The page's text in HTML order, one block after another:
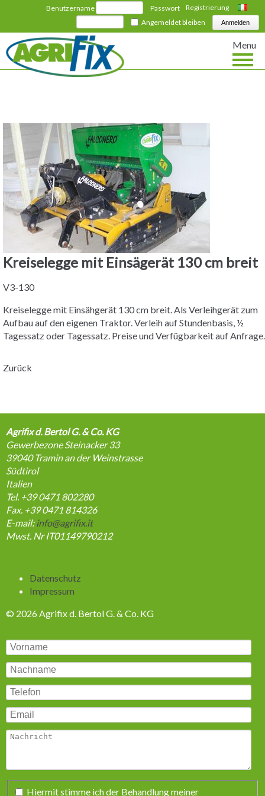
Italiano
Registrierung
Benutzername
Passwort
Angemeldet bleiben
Menu
Kreiselegge mit Einsägerät 130 cm breit
V3-130
Kreiselegge mit Einsähgerät 130 cm breit. Als Verleihgerät zum
Aufbau auf den eigenen Traktor. Verleih auf Stundenbasis, ½
Tagessatz oder Tagessatz. Preise und Verfügbarkeit auf Anfrage.
Zurück
Agrifix d. Bertol G. & Co. KG
Gewerbezone Steinacker 33
39040 Tramin an der Weinstrasse
Südtirol
Italien
Tel. +39 0471 802280
Fax. +39 0471 814326
E-mail:info@agrifix.it
Mwst. Nr IT01149790212
überspringen
Datenschutz
Impressum
© 2026 Agrifix d. Bertol G. & Co. KG
Pflichtfeld
Hiermit stimme ich der Behandlung meiner